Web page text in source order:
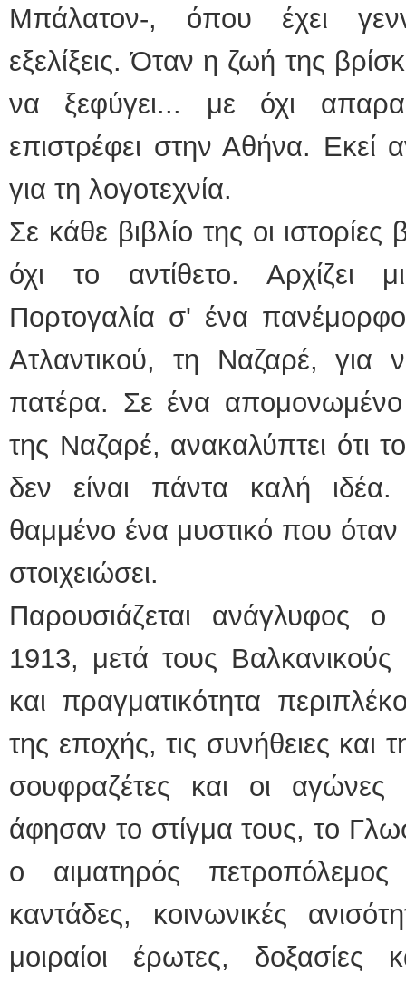
Μπάλατον-, όπου έχει
εξελίξεις. Όταν η ζωή της
να ξεφύγει... με όχι
επιστρέφει στην Αθήνα. Εκεί
για τη λογοτεχνία.
Σε κάθε βιβλίο της οι
όχι το αντίθετο. Αρχίζει
Πορτογαλία σ' ένα
Ατλαντικού, τη Ναζαρέ, για
πατέρα. Σε ένα
της Ναζαρέ, ανακαλύπτει ότι
δεν είναι πάντα καλή
θαμμένο ένα μυστικό που όταν
στοιχειώσει.
Παρουσιάζεται ανάγλυφος
1913, μετά τους
και πραγματικότητα
της εποχής, τις συνήθειες και
σουφραζέτες και οι
άφησαν το στίγμα τους, το
ο αιματηρός
καντάδες, κοινωνικές
μοιραίοι έρωτες,